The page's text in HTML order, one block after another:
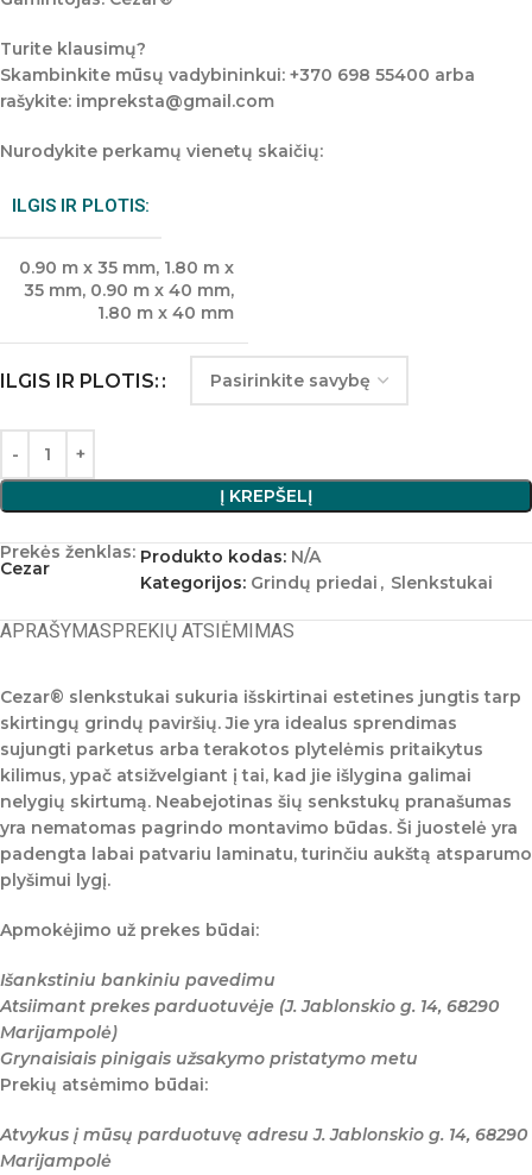
Turite klausimų?
Skambinkite mūsų vadybininkui: +370 698 55400 arba
rašykite: impreksta@gmail.com
Nurodykite perkamų vienetų skaičių:
ILGIS IR PLOTIS:
0.90 m x 35 mm, 1.80 m x
35 mm, 0.90 m x 40 mm,
1.80 m x 40 mm
ILGIS IR PLOTIS:
Į KREPŠELĮ
Prekės ženklas:
Cezar
Produkto kodas: N/A
Kategorijos: Grindų priedai , Slenkstukai
APRAŠYMASPREKIŲ ATSIĖMIMAS
Cezar® slenkstukai sukuria išskirtinai estetines jungtis tarp
skirtingų grindų paviršių. Jie yra idealus sprendimas
sujungti parketus arba terakotos plytelėmis pritaikytus
kilimus, ypač atsižvelgiant į tai, kad jie išlygina galimai
nelygių skirtumą. Neabejotinas šių senkstukų pranašumas
yra nematomas pagrindo montavimo būdas. Ši juostelė yra
padengta labai patvariu laminatu, turinčiu aukštą atsparumo
plyšimui lygį.
Apmokėjimo už prekes būdai:
Išankstiniu bankiniu pavedimu
Atsiimant prekes parduotuvėje (J. Jablonskio g. 14, 68290
Marijampolė)
Grynaisiais pinigais užsakymo pristatymo metu
Prekių atsėmimo būdai:
Atvykus į mūsų parduotuvę adresu J. Jablonskio g. 14, 68290
Marijampolė